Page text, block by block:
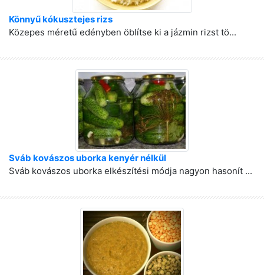
Könnyű kókusztejes rizs
Közepes méretű edényben öblítse ki a jázmin rizst tö...
Sváb kovászos uborka kenyér nélkül
Sváb kovászos uborka elkészítési módja nagyon hasonít ...